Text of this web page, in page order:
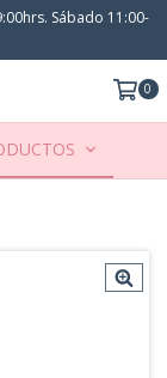
Sábado 11:00-
0